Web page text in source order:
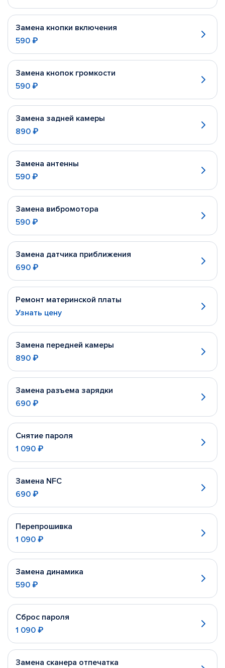
Замена кнопки включения
590 ₽
Замена кнопок громкости
590 ₽
Замена задней камеры
890 ₽
Замена антенны
590 ₽
Замена вибромотора
590 ₽
Замена датчика приближения
690 ₽
Ремонт материнской платы
Узнать цену
Замена передней камеры
890 ₽
Замена разъема зарядки
690 ₽
Снятие пароля
1 090 ₽
Замена NFC
690 ₽
Перепрошивка
1 090 ₽
Замена динамика
590 ₽
Сброс пароля
1 090 ₽
Замена сканера отпечатка